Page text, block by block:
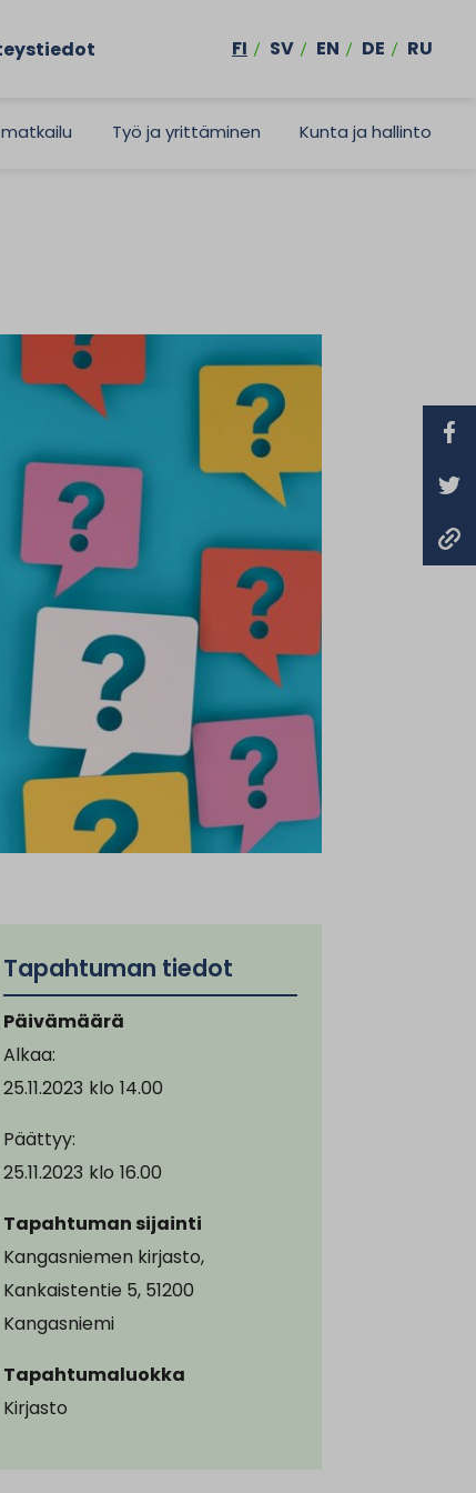
FI SV EN DE RU
Työ ja yrittäminen Kunta ja hallinto
Tapahtuman tiedot
Päivämäärä
Alkaa:
25.11.2023 klo 14.00
Päättyy:
25.11.2023 klo 16.00
Tapahtuman sijainti
Kangasniemen kirjasto,
Kankaistentie 5, 51200
Kangasniemi
Tapahtumaluokka
Kirjasto